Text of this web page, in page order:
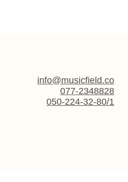
info@musicfield.co
077-2348828
050-224-32-80/1